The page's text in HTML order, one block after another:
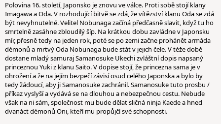
Polovina 16. století, Japonsko je znovu ve válce. Proti sobě stojí klany
Imagawa a Oda. V rozhodující bitvě se zdá, že vítězství klanu Oda se zdá
být nevyhnutelné. Velitel Nobunaga začíná předčasně slavit, když tu ho
smrtelně zasáhne zbloudilý šíp. Na krátkou dobu zavládne v Japonsku
mír, přesně tedy na jeden rok, poté se po zemi začne prohánět armáda
démonů a mrtvý Oda Nobunaga bude stát v jejich čele. V téže době
dostane mladý samuraj Samanosuke Ukechi zvláštní dopis napsaný
princeznou Yuki z klanu Saito. V dopise stojí, že princezna sama je v
ohrožení a že na jejím bezpečí závisí osud celého Japonska a bylo by
tedy žádoucí, aby ji Samanosuke zachránil. Samanosuke tuto prosbu /
příkaz vyslyší a vydává se na dlouhou a nebezpečnou cestu. Nebude
však na ni sám, společnost mu bude dělat sličná ninja Kaede a hned
dvanáct démonů Oni, kteří mu propůjčí své schopnosti.